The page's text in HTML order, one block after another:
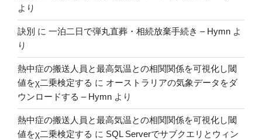
より
訣別 に 一泊二日で弾丸直葬・相続放棄手続き – Hymn よ
り
熱中症の搬送人員と最高気温との相関関係を可視化し閾
値をχ二乗検定する に オーストラリアの気象データをダ
ウンロードする – Hymn より
熱中症の搬送人員と最高気温との相関関係を可視化し閾
値をχ二乗検定する に SQL Serverでサブクエリとウィン